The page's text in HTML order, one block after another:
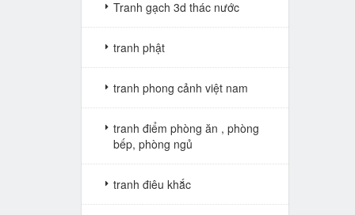
Tranh gạch 3d thác nước
tranh phật
tranh phong cảnh việt nam
tranh điểm phòng ăn , phòng
bếp, phòng ngủ
tranh điêu khắc